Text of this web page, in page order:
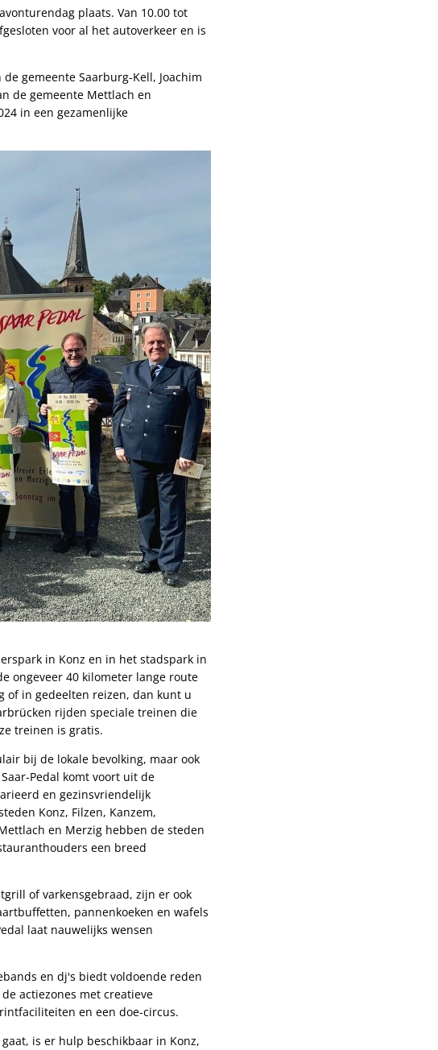
plaats. Van 10.00 tot
voor al het autoverkeer en is
gemeente Saarburg-Kell, Joachim
de gemeente Mettlach en
in een gezamenlijke
in Konz en in het stadspark in
ongeveer 40 kilometer lange route
of in gedeelten reizen, dan kunt u
rijden speciale treinen die
treinen is gratis.
bij de lokale bevolking, maar ook
Pedal komt voort uit de
en gezinsvriendelijk
Konz, Filzen, Kanzem,
en Merzig hebben de steden
een breed
of varkensgebraad, zijn er ook
pannenkoeken en wafels
laat nauwelijks wensen
en dj's biedt voldoende reden
actiezones met creatieve
en een doe-circus.
is er hulp beschikbaar in Konz,